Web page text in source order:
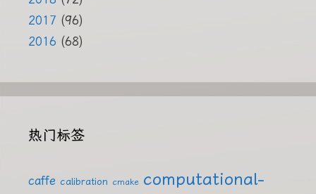
2017 (96)
2016 (68)
热门标签
caffe calibration cmake computational-